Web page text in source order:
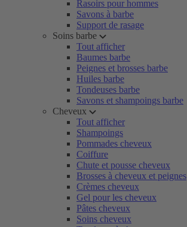
Rasoirs pour hommes
Savons à barbe
Support de rasage
Soins barbe
Tout afficher
Baumes barbe
Peignes et brosses barbe
Huiles barbe
Tondeuses barbe
Savons et shampoings barbe
Cheveux
Tout afficher
Shampoings
Pommades cheveux
Coiffure
Chute et pousse cheveux
Brosses à cheveux et peignes
Crèmes cheveux
Gel pour les cheveux
Pâtes cheveux
Soins cheveux